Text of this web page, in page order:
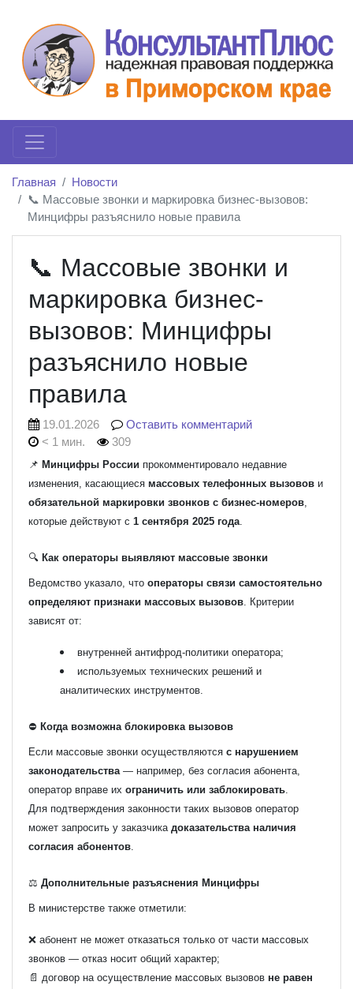
Главная
Новости
📞 Массовые звонки и маркировка бизнес-вызовов:
Минцифры разъяснило новые правила
📞 Массовые звонки и
маркировка бизнес-
вызовов: Минцифры
разъяснило новые
правила
19.01.2026
Оставить комментарий
< 1 мин.
309
📌 Минцифры России прокомментировало недавние
изменения, касающиеся массовых телефонных вызовов и
обязательной маркировки звонков с бизнес-номеров
которые действуют с 1 сентября 2025 года
🔍 Как операторы выявляют массовые звонки
Ведомство указало, что операторы связи самостоятельно
определяют признаки массовых вызовов . Критерии
зависят от:
внутренней антифрод-политики оператора;
используемых технических решений и
аналитических инструментов.
⛔ Когда возможна блокировка вызовов
Если массовые звонки осуществляются с нарушением
законодательства — например, без согласия абонента,
оператор вправе их ограничить или заблокировать
Для подтверждения законности таких вызовов оператор
может запросить у заказчика доказательства наличия
согласия абонентов
⚖️ Дополнительные разъяснения Минцифры
В министерстве также отметили:
❌ абонент не может отказаться только от части массовых
звонков — отказ носит общий характер;
📄 договор на осуществление массовых вызовов не равен